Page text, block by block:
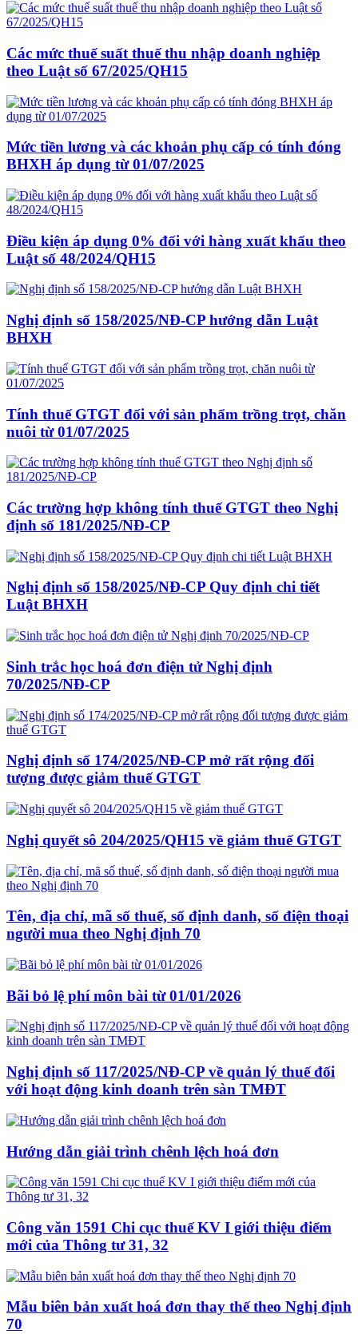
Các mức thuế suất thuế thu nhập doanh nghiệp
theo Luật số 67/2025/QH15
Mức tiền lương và các khoản phụ cấp có tính đóng
BHXH áp dụng từ 01/07/2025
Điều kiện áp dụng 0% đối với hàng xuất khẩu theo
Luật số 48/2024/QH15
Nghị định số 158/2025/NĐ-CP hướng dẫn Luật
BHXH
Tính thuế GTGT đối với sản phẩm trồng trọt, chăn
nuôi từ 01/07/2025
Các trường hợp không tính thuế GTGT theo Nghị
định số 181/2025/NĐ-CP
Nghị định số 158/2025/NĐ-CP Quy định chi tiết
Luật BHXH
Sinh trắc học hoá đơn điện tử Nghị định
70/2025/NĐ-CP
Nghị định số 174/2025/NĐ-CP mở rất rộng đối
tượng được giảm thuế GTGT
Nghị quyết sô 204/2025/QH15 về giảm thuế GTGT
Tên, địa chỉ, mã số thuế, số định danh, số điện thoại
người mua theo Nghị định 70
Bãi bỏ lệ phí môn bài từ 01/01/2026
Nghị định số 117/2025/NĐ-CP về quản lý thuế đối
với hoạt động kinh doanh trên sàn TMĐT
Hướng dẫn giải trình chênh lệch hoá đơn
Công văn 1591 Chi cục thuế KV I giới thiệu điểm
mới của Thông tư 31, 32
Mẫu biên bản xuất hoá đơn thay thế theo Nghị định
70